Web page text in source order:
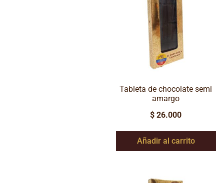
Tableta de chocolate semi
amargo
$ 26.000
Añadir al carrito